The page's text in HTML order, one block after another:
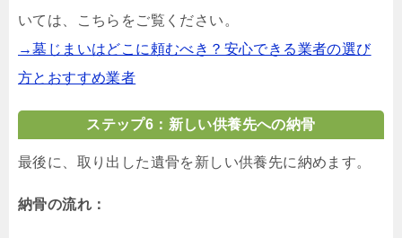
いては、こちらをご覧ください。
→墓じまいはどこに頼むべき？安心できる業者の選び
方とおすすめ業者
ステップ6：新しい供養先への納骨
最後に、取り出した遺骨を新しい供養先に納めます。
納骨の流れ：